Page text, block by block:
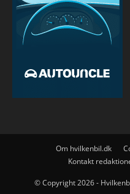
Om hvilkenbil.dk
Kontakt
© Copyright 2026 -